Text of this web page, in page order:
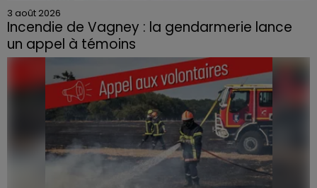
3 août 2026
Incendie de Vagney : la gendarmerie lance
un appel à témoins
Le feu, parti d'une haie avant de se propager au
quartier résidentiel, avait détruit deux habitations et
contraint à l'évacuation d'une centaine de personnes.